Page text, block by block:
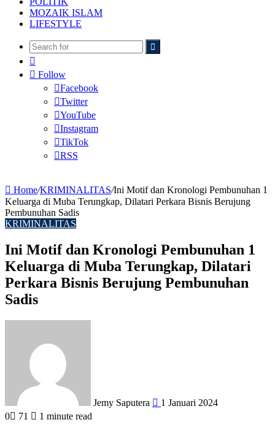
MOZAIK ISLAM
LIFESTYLE
Search
Article
Follow
Facebook
Twitter
YouTube
Instagram
TikTok
RSS
Home/KRIMINALITAS/Ini Motif dan Kronologi Pembunuhan 1
Keluarga di Muba Terungkap, Dilatari Perkara Bisnis Berujung
Pembunuhan Sadis
KRIMINALITAS
Ini Motif dan Kronologi Pembunuhan 1
Keluarga di Muba Terungkap, Dilatari
Perkara Bisnis Berujung Pembunuhan
Sadis
Jemy Saputera
1 Januari 2024
0
71
1 minute read